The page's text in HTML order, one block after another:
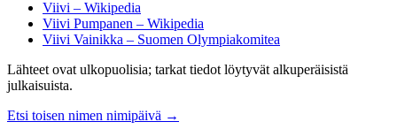
Viivi – Wikipedia
Viivi Pumpanen – Wikipedia
Viivi Vainikka – Suomen Olympiakomitea
Lähteet ovat ulkopuolisia; tarkat tiedot löytyvät alkuperäisistä
julkaisuista.
Etsi toisen nimen nimipäivä →